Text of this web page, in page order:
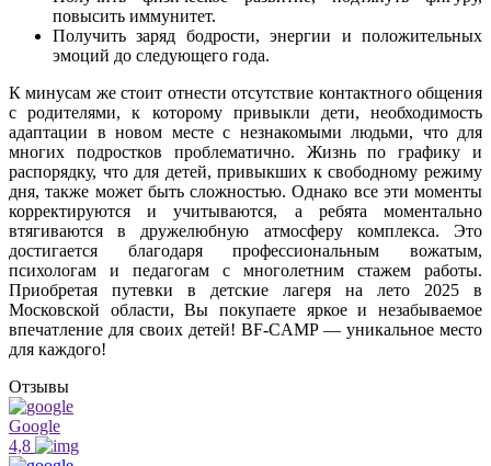
повысить иммунитет.
Получить заряд бодрости, энергии и положительных
эмоций до следующего года.
К минусам же стоит отнести отсутствие контактного общения
с родителями, к которому привыкли дети, необходимость
адаптации в новом месте с незнакомыми людьми, что для
многих подростков проблематично. Жизнь по графику и
распорядку, что для детей, привыкших к свободному режиму
дня, также может быть сложностью. Однако все эти моменты
корректируются и учитываются, а ребята моментально
втягиваются в дружелюбную атмосферу комплекса. Это
достигается благодаря профессиональным вожатым,
психологам и педагогам с многолетним стажем работы.
Приобретая путевки в детские лагеря на лето 2025 в
Московской области, Вы покупаете яркое и незабываемое
впечатление для своих детей! BF-CAMP — уникальное место
для каждого!
Отзывы
Google
4,8